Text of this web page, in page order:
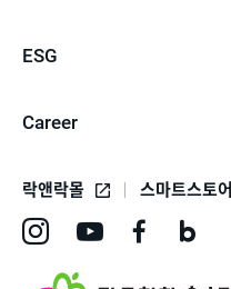
ESG
Career
락앤락몰 스마트스토어
스